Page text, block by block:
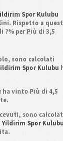
Spor Kulubu
Rispetto a
?% per Più di 3,5
sono calcolati
Spor Kulubu
ha vinto Più di 4,5
sono
Yildirim Spor Kulubu